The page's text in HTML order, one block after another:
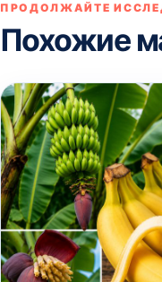
ПРОДОЛЖАЙТЕ
Похожие